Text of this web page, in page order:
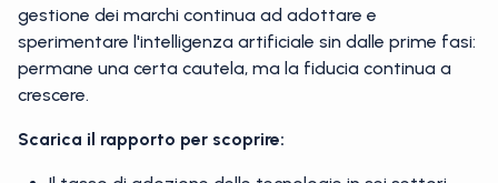
gestione dei marchi continua ad adottare e
sperimentare l'intelligenza artificiale sin dalle prime fasi:
permane una certa cautela, ma la fiducia continua a
crescere.
Scarica il rapporto per scoprire: